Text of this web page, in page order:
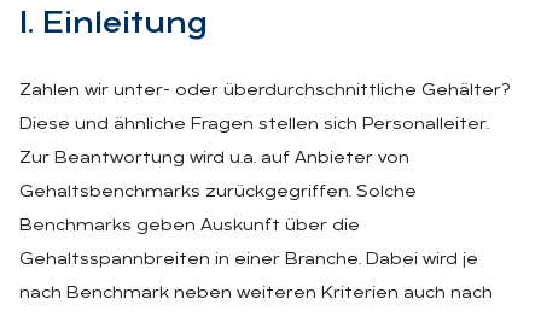
I. Ein­lei­tung
Zahlen wir unter- oder überdurchschnittliche Gehälter?
Diese und ähnliche Fragen stellen sich Personalleiter.
Zur Beantwortung wird u.a. auf Anbieter von
Gehaltsbenchmarks zurückgegriffen. Solche
Benchmarks geben Auskunft über die
Gehaltsspannbreiten in einer Branche. Dabei wird je
nach Benchmark neben weiteren Kriterien auch nach